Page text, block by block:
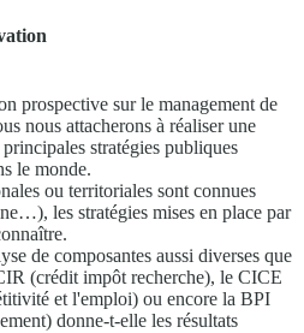
prospective sur le management de
nous attacherons à réaliser une
stratégies publiques
le monde.
ou territoriales sont connues
les stratégies mises en place par
de composantes aussi diverses que
(crédit impôt recherche), le CICE
et l'emploi) ou encore la BPI
donne-t-elle les résultats